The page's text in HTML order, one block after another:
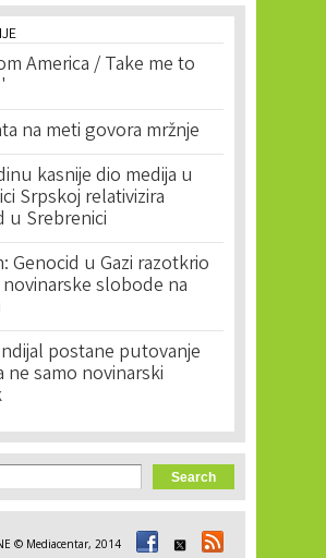
America / Take me to
na meti govora mržnje
kasnije dio medija u
Srpskoj relativizira
u Srebrenici
Genocid u Gazi razotkrio
slobode na
postane putovanje
ne samo novinarski
form
© Mediacentar, 2014